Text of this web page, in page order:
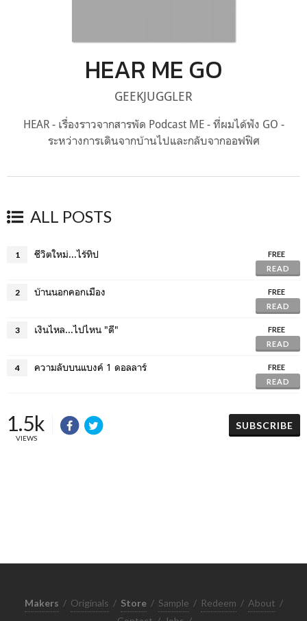
HEAR ME GO
GEEKJUGGLER
HEAR - เรื่องราวจากสารพัด Podcast ME - ที่ผมได้ฟัง GO -
ระหว่างการเดินจากบ้านไปและกลับจากออฟฟิศ
ALL POSTS
1 ชีวิตใหม่...ไร้ทิป
FREE
READ
2 บ้านนอกคอกเมือง
FREE
READ
3 เงินไหล...ไปไหน "ดี"
FREE
READ
4 ความลับบนแบงค์ 1 ดอลลาร์
FREE
READ
1.5k
VIEWS
SUBSCRIBE
Makers / Originals / Store / Sample / Redeem / About /